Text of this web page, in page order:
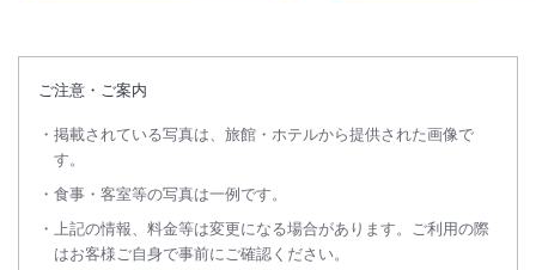
ご注意・ご案内
掲載されている写真は、旅館・ホテルから提供された画像で
す。
食事・客室等の写真は一例です。
上記の情報、料金等は変更になる場合があります。ご利用の際
はお客様ご自身で事前にご確認ください。